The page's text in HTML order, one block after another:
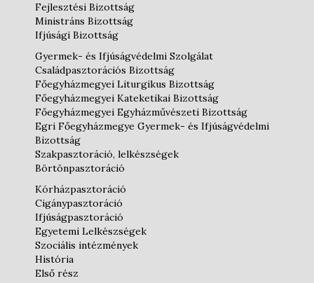
Fejlesztési Bizottság
Ministráns Bizottság
Ifjúsági Bizottság
Gyermek- és Ifjúságvédelmi Szolgálat
Családpasztorációs Bizottság
Főegyházmegyei Liturgikus Bizottság
Főegyházmegyei Kateketikai Bizottság
Főegyházmegyei Egyházművészeti Bizottság
Egri Főegyházmegye Gyermek- és Ifjúságvédelmi
Bizottság
Szakpasztoráció, lelkészségek
Börtönpasztoráció
Kórházpasztoráció
Cigánypasztoráció
Ifjúságpasztoráció
Egyetemi Lelkészségek
Szociális intézmények
História
Első rész